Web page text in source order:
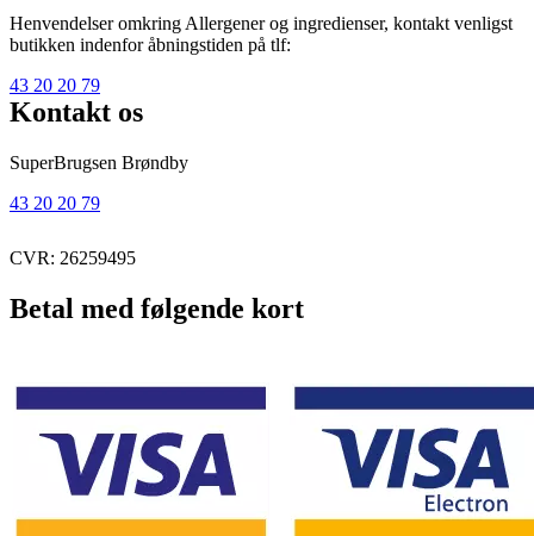
Henvendelser omkring Allergener og ingredienser, kontakt venligst
butikken indenfor åbningstiden på tlf:
43 20 20 79
Kontakt os
SuperBrugsen Brøndby
43 20 20 79
CVR: 26259495
Betal med følgende kort